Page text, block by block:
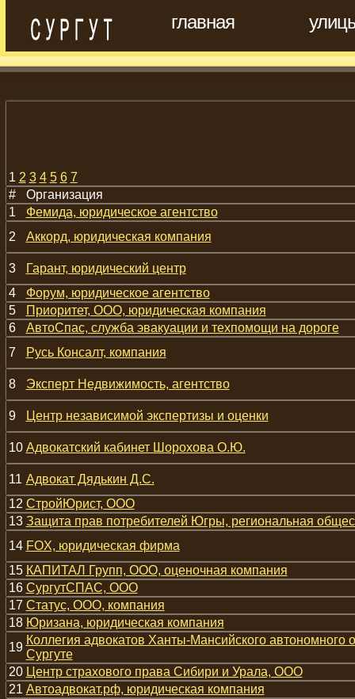
главная
1 2 3 4 5 6 7
#
Организация
1
Фемида, юридическое агентство
2
Аккорд, юридическая компания
3
Гарант, юридический центр
4
Форум, юридическое агентство
5
Приоритет, ООО, юридическая компания
6
АвтоСпас, служба эвакуации и техпомощи на дороге
7
Русь Консалт, компания
8 Эксперт Недвижимость, агентство
9 Центр независимой экспертизы и оценки
10 Адвокатский кабинет Шорохова О.Ю.
11 Адвокат Дядькин Д.С.
12 СтройЮрист, ООО
13 Защита прав потребителей Югры, региональная
14 FOX, юридическая фирма
15 КАПИТАЛ Групп, ООО, оценочная компания
16 СургутСПАС, ООО
17 Статус, ООО, компания
18 Юризана, юридическая компания
19
Коллегия адвокатов Ханты-Мансийского автономного
Сургуте
20 Центр страхового права Сибири и Урала, ООО
21 Автоадвокат.рф, юридическая компания